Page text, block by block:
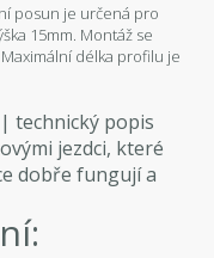
posun je určená pro
15mm. Montáž se
délka profilu je
jezdci, které
dobře fungují a